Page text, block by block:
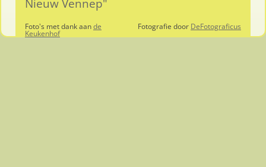
Nieuw Vennep"
Foto's met dank aande
Keukenhof
Fotografie door DeFotograficus